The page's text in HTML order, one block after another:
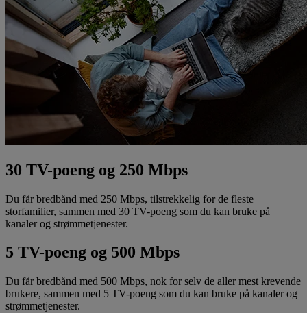
30 TV-poeng og 250 Mbps
Du får bredbånd med 250 Mbps, tilstrekkelig for de fleste
storfamilier, sammen med 30 TV-poeng som du kan bruke på
kanaler og strømmetjenester.
5 TV-poeng og 500 Mbps
Du får bredbånd med 500 Mbps, nok for selv de aller mest krevende
brukere, sammen med 5 TV-poeng som du kan bruke på kanaler og
strømmetjenester.